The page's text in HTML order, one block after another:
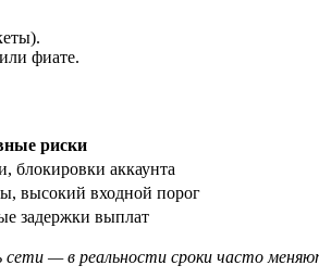
фиате.
риски
блокировки аккаунта
высокий входной порог
задержки выплат
— в реальности сроки часто